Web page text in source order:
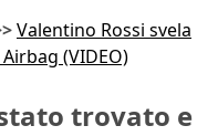
Valentino Rossi svela
(VIDEO)
trovato e